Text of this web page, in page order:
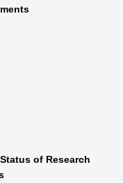
of Research